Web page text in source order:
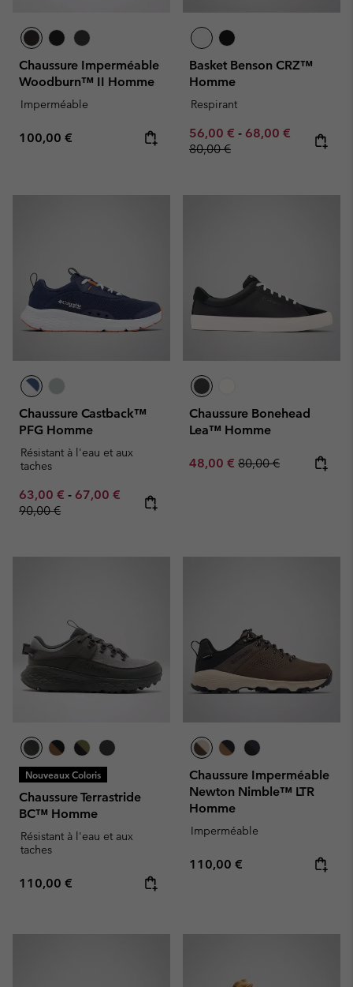
Chaussure Imperméable
Woodburn™ II Homme
Imperméable
Regular price:
100,00 €
Basket Benson CRZ™
Homme
Respirant
Minimum sale price:
56,00 € - Maximum sale
68,00 € Regular
80,00 €
Chaussure Castback™
PFG Homme
Résistant à l'eau et aux
taches
Minimum sale price:
63,00 € - Maximum sale price:
67,00 € Regular price:
90,00 €
Chaussure Bonehead
Lea™ Homme
Sale price:
48,00 € Regular price:
80,00 €
Nouveaux Coloris
Chaussure Terrastride
BC™ Homme
Résistant à l'eau et aux
taches
Regular price:
110,00 €
Chaussure Imperméable
Newton Nimble™ LTR
Homme
Imperméable
Regular price:
110,00 €